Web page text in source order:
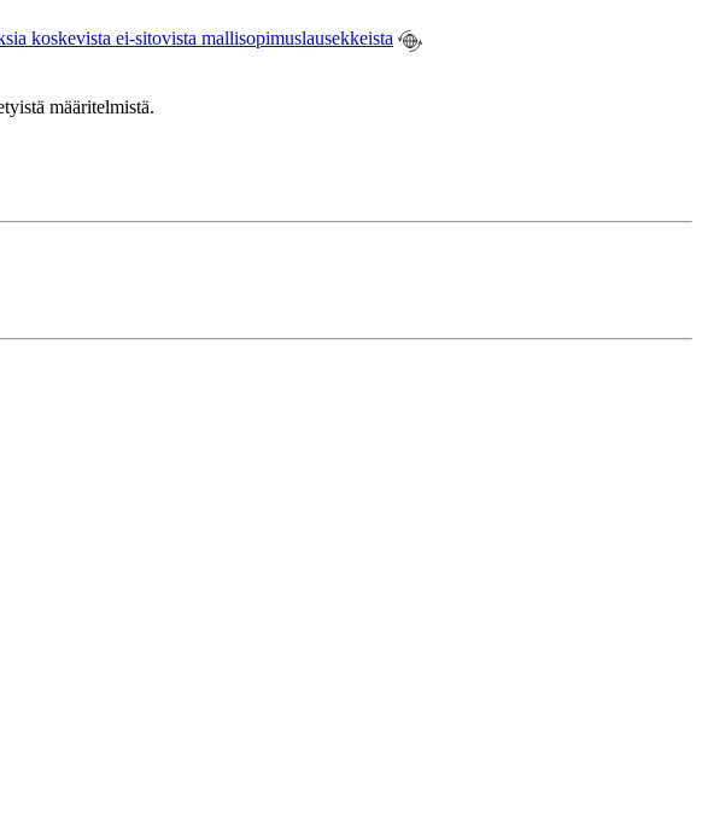
koskevista ei-sitovista mallisopimuslausekkeista
määritelmistä.